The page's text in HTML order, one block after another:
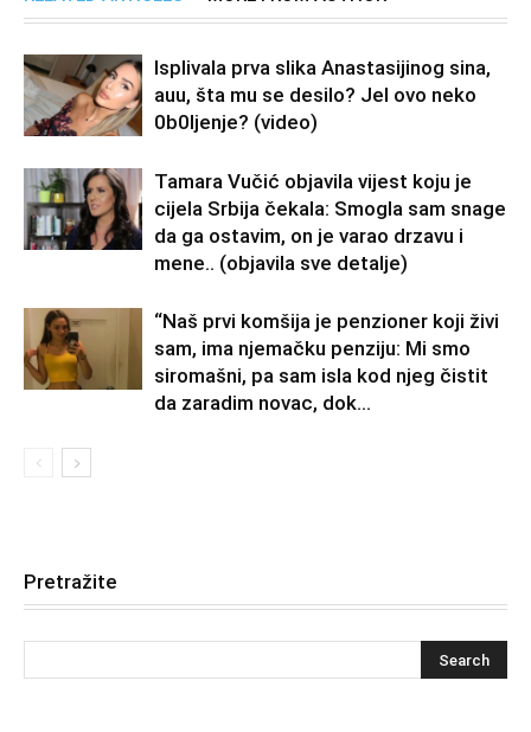
Isplivala prva slika Anastasijinog sina,
auu, šta mu se desilo? Jel ovo neko
0b0Ijenje? (video)
Tamara Vučić objavila vijest koju je
cijela Srbija čekala: Smogla sam snage
da ga ostavim, on je varao drzavu i
mene.. (objavila sve detalje)
“Naš prvi komšija je penzioner koji živi
sam, ima njemačku penziju: Mi smo
siromašni, pa sam isla kod njeg čistit
da zaradim novac, dok...
Pretražite